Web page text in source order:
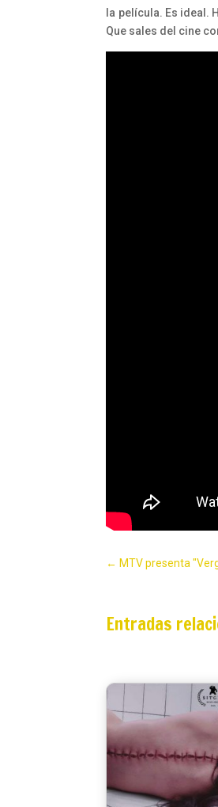
la película. Es ideal.
Que sales del cine
← MTV presenta
Entradas